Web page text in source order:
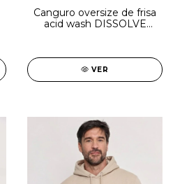
Canguro oversize de frisa
acid wash DISSOLVE
VER